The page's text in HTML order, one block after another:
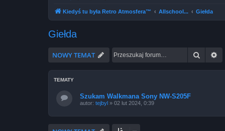
Kiedyś tu była Retro Atmosfera™ Allschool... Giełda
Giełda
NOWY TEMAT Szukaj
TEMATY
Szukam Walkmana Sony NW-S205F
autor: tejbyl » 02 lut 2024, 0:39